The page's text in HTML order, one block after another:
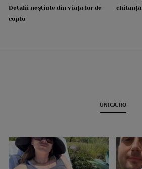
Detalii neștiute din viața lor de
cuplu
chitanță
UNICA.RO